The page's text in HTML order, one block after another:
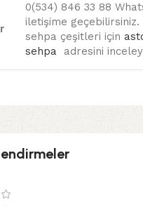
0(534) 846 33 88
iletişime
sehpa çeşitleri için
sehpa
adresini